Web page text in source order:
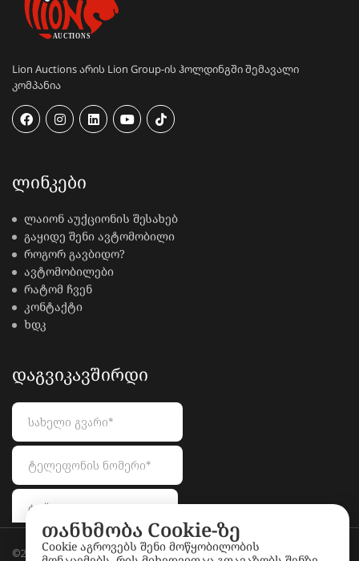
Lion Auctions არის Lion Group-ის ჰოლდინგში შემავალი
კომპანია
ᲚᲘᲜᲙᲔᲑᲘ
ლაიონ აუქციონის შესახებ
გაყიდე შენი ავტომობილი
როგორ გავბიდო?
ავტომობილები
რატომ ჩვენ
კონტაქტი
ხდკ
ᲓᲐᲒᲕᲘᲙᲐᲕᲨᲘᲠᲓᲘ
©2026LionAuctions.ge. All rights reserved.
თანხმობა Cookie-ზე
Cookie აგროვებს შენი მოწყობილობის